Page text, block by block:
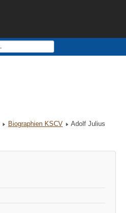
Biographien KSCV
Adolf Julius